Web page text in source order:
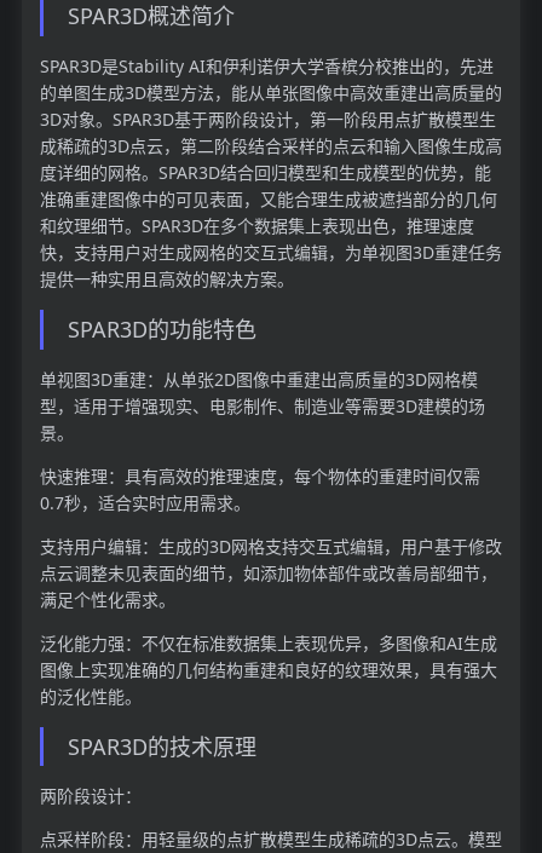
SPAR3D概述简介
SPAR3D是Stability AI和伊利诺伊大学香槟分校推出的，先进
的单图生成3D模型方法，能从单张图像中高效重建出高质量的
3D对象。SPAR3D基于两阶段设计，第一阶段用点扩散模型生
成稀疏的3D点云，第二阶段结合采样的点云和输入图像生成高
度详细的网格。SPAR3D结合回归模型和生成模型的优势，能
准确重建图像中的可见表面，又能合理生成被遮挡部分的几何
和纹理细节。SPAR3D在多个数据集上表现出色，推理速度
快，支持用户对生成网格的交互式编辑，为单视图3D重建任务
提供一种实用且高效的解决方案。
SPAR3D的功能特色
单视图3D重建：从单张2D图像中重建出高质量的3D网格模
型，适用于增强现实、电影制作、制造业等需要3D建模的场
景。
快速推理：具有高效的推理速度，每个物体的重建时间仅需
0.7秒，适合实时应用需求。
支持用户编辑：生成的3D网格支持交互式编辑，用户基于修改
点云调整未见表面的细节，如添加物体部件或改善局部细节，
满足个性化需求。
泛化能力强：不仅在标准数据集上表现优异，多图像和AI生成
图像上实现准确的几何结构重建和良好的纹理效果，具有强大
的泛化性能。
SPAR3D的技术原理
两阶段设计：
点采样阶段：用轻量级的点扩散模型生成稀疏的3D点云。模型